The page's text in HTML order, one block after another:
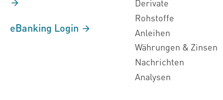
eBanking Login
Derivate
Rohstoffe
Anleihen
Währungen & Zinsen
Nachrichten
Analysen